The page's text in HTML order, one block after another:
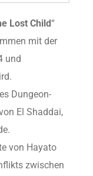
Lost Child“
mit der
und
Dungeon-
El Shaddai,
von Hayato
zwischen